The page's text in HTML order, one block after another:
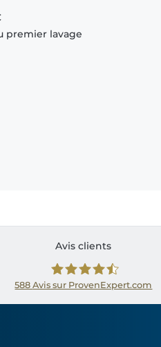
premier lavage
Avis clients
588Avis sur ProvenExpert.com